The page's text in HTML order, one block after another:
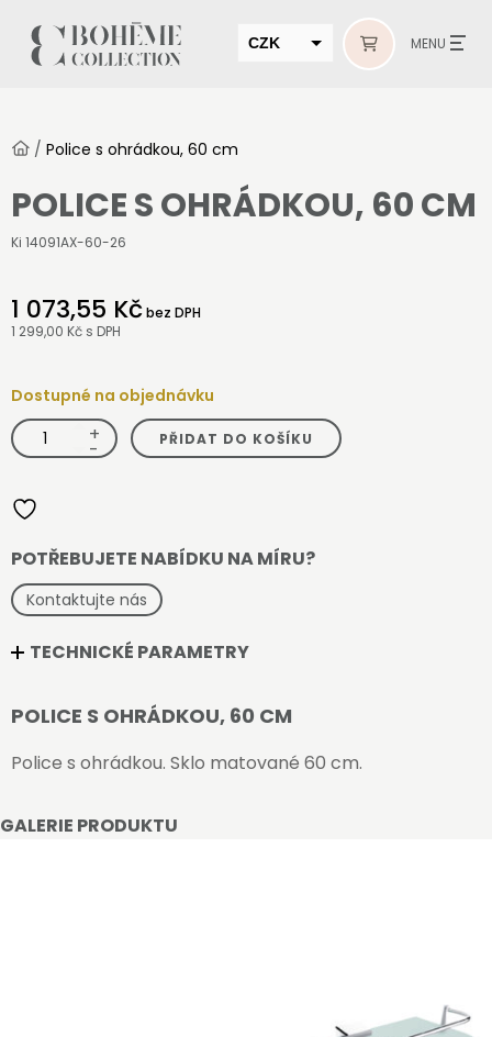
CZK MENU
/ Police s ohrádkou, 60 cm
GALERIE PRODUKTU
POLICE S OHRÁDKOU, 60 CM
Ki 14091AX-60-26
1 073,55 Kčbez DPH
1 299,00 Kč s DPH
Dostupné na objednávku
Police
s
ohrádkou,
množství
+
- PŘIDAT DO KOŠÍKU
POTŘEBUJETE NABÍDKU NA MÍRU?
Kontaktujte nás
TECHNICKÉ PARAMETRY
POLICE S OHRÁDKOU, 60 CM
Police s ohrádkou. Sklo matované 60 cm.